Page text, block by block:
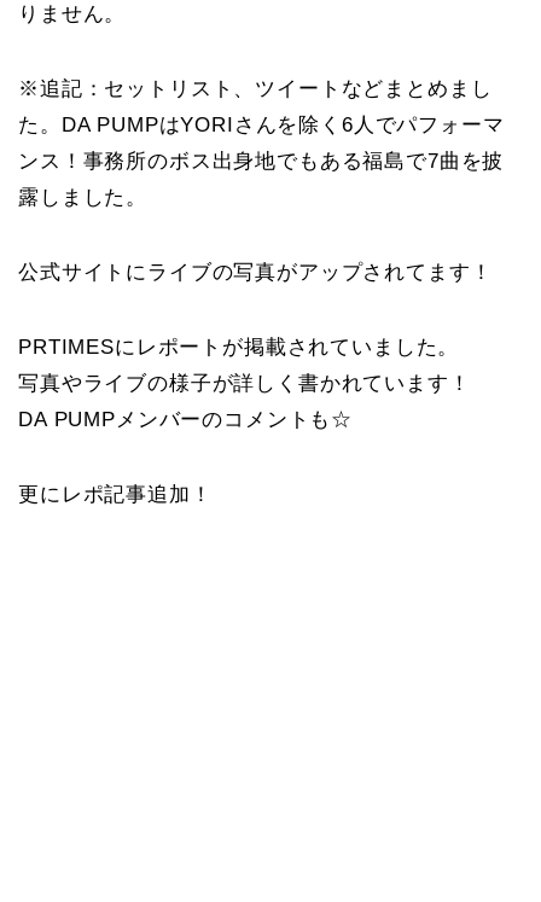
りません。
※追記：セットリスト、ツイートなどまとめまし
た。DA PUMPはYORIさんを除く6人でパフォーマ
ンス！事務所のボス出身地でもある福島で7曲を披
露しました。
公式サイトにライブの写真がアップされてます！
PRTIMESにレポートが掲載されていました。
写真やライブの様子が詳しく書かれています！
DA PUMPメンバーのコメントも☆
更にレポ記事追加！